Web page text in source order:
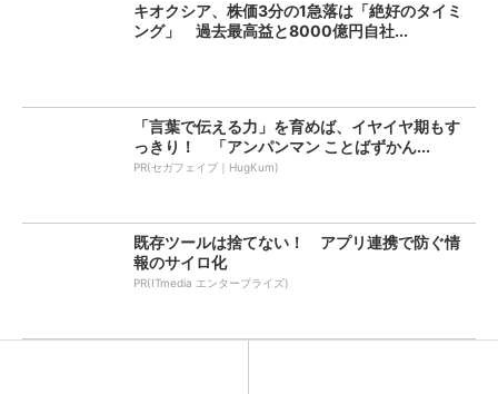
キオクシア、株価3分の1急落は「絶好のタイミ
ング」 過去最高益と8000億円自社...
「言葉で伝える力」を育めば、イヤイヤ期もす
っきり！ 「アンパンマン ことばずかん...
PR(セガフェイブ｜HugKum)
既存ツールは捨てない！ アプリ連携で防ぐ情
報のサイロ化
PR(ITmedia エンタープライズ)